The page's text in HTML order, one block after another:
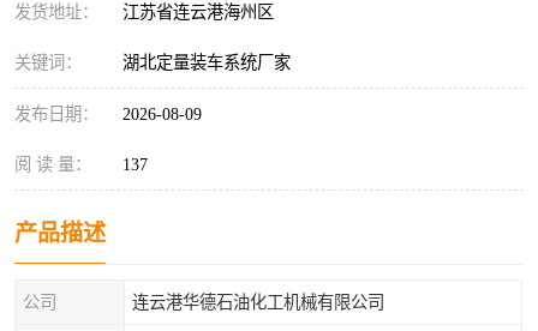
发货地址： 江苏省连云港海州区
关键词： 湖北定量装车系统厂家
发布日期： 2026-08-09
阅 读 量： 137
产品描述
公司 连云港华德石油化工机械有限公司